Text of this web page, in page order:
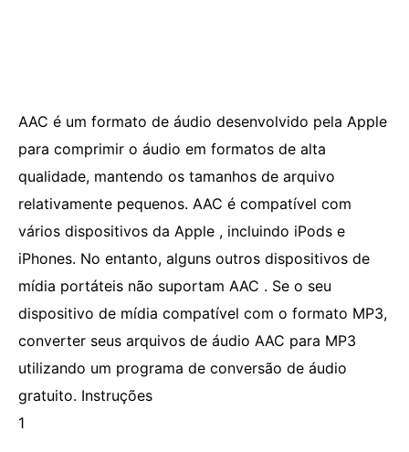
AAC é um formato de áudio desenvolvido pela Apple
para comprimir o áudio em formatos de alta
qualidade, mantendo os tamanhos de arquivo
relativamente pequenos. AAC é compatível com
vários dispositivos da Apple , incluindo iPods e
iPhones. No entanto, alguns outros dispositivos de
mídia portáteis não suportam AAC . Se o seu
dispositivo de mídia compatível com o formato MP3,
converter seus arquivos de áudio AAC para MP3
utilizando um programa de conversão de áudio
gratuito. Instruções
1